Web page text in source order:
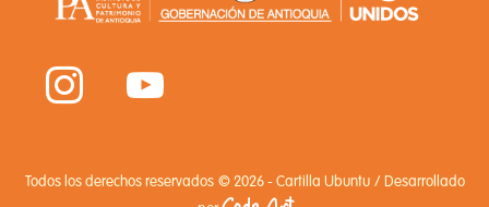
Todos los derechos reservados © 2026 - Cartilla Ubuntu / Desarrollado